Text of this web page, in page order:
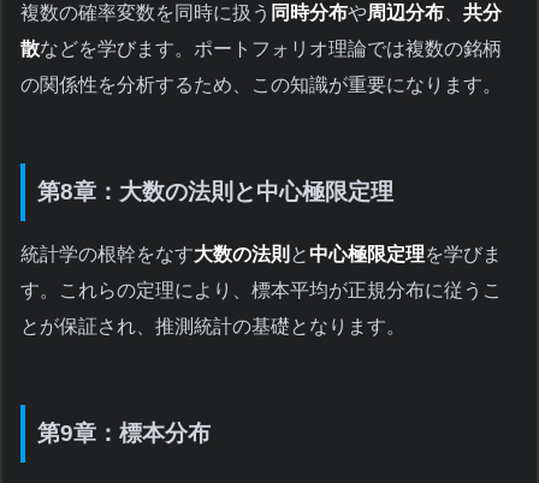
複数の確率変数を同時に扱う 同時分布や周辺分布
共分
散などを学びます。ポートフォリオ理論では複数の銘柄
の関係性を分析するため、この知識が重要になります。
第8章：大数の法則と中心極限定理
統計学の根幹をなす大数の法則 と中心極限定理を学びま
す。これらの定理により、標本平均が正規分布に従うこ
とが保証され、推測統計の基礎となります。
第9章：標本分布